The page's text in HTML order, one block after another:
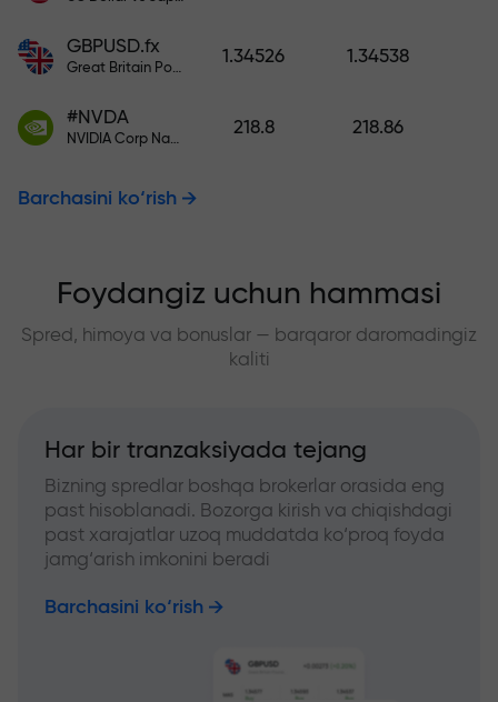
GBPUSD.fx
Great Britain Pound vs US Dollar
1.34526 1.34538
#NVDA
NVIDIA Corp Nasdaq Stock Exchange (Nasdaq) USD
218.8 218.86
Barchasini ko‘rish
Foydangiz uchun hammasi
Spred, himoya va bonuslar — barqaror daromadingiz
kaliti
Har bir tranzaksiyada tejang
Bizning spredlar boshqa brokerlar orasida eng
past hisoblanadi. Bozorga kirish va chiqishdagi
past xarajatlar uzoq muddatda ko‘proq foyda
jamg‘arish imkonini beradi
Barchasini ko‘rish